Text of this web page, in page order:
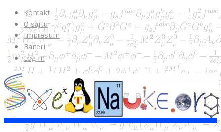
Kontakt
O sajtu
Impresum
Baneri
Log in